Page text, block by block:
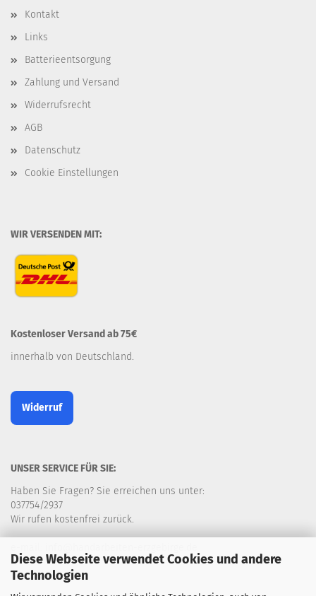
Diese Webseite verwendet Cookies und andere
Technologien
Kontakt
Links
Batterieentsorgung
Zahlung und Versand
Widerrufsrecht
AGB
Datenschutz
Cookie Einstellungen
WIR VERSENDEN MIT:
Kostenloser Versand ab 75€
innerhalb von Deutschland.
Widerruf
UNSER SERVICE FÜR SIE:
Haben Sie Fragen? Sie erreichen uns unter:
037754/2937
Wir rufen kostenfrei zurück.